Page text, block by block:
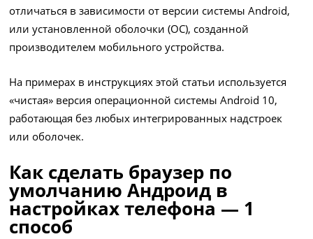
отличаться в зависимости от версии системы Android,
или установленной оболочки (ОС), созданной
производителем мобильного устройства.
На примерах в инструкциях этой статьи используется
«чистая» версия операционной системы Android 10,
работающая без любых интегрированных надстроек
или оболочек.
Как сделать браузер по
умолчанию Андроид в
настройках телефона — 1
способ